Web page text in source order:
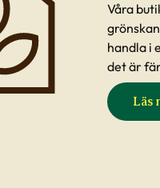
Våra
handla i
det är
Läs